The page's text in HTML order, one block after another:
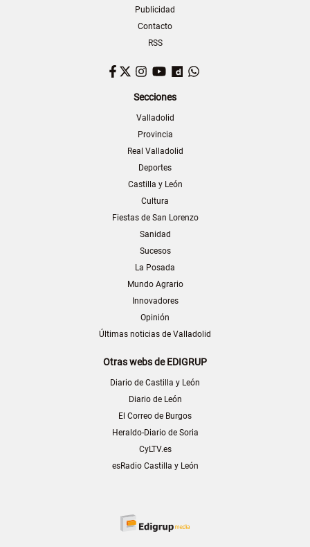
Publicidad
Contacto
RSS
Facebook
TwitterInstagram
YouTubeDailymotion
Secciones
Valladolid
Provincia
Real Valladolid
Deportes
Castilla y León
Cultura
Fiestas de San Lorenzo
Sanidad
Sucesos
La Posada
Mundo Agrario
Innovadores
Opinión
Últimas noticias de Valladolid
Otras webs de EDIGRUP
Diario de Castilla y León
Diario de León
El Correo de Burgos
Heraldo-Diario de Soria
CyLTV.es
esRadio Castilla y León